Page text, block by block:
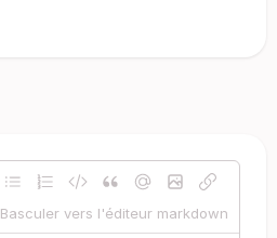
Basculer vers l'éditeur markdown